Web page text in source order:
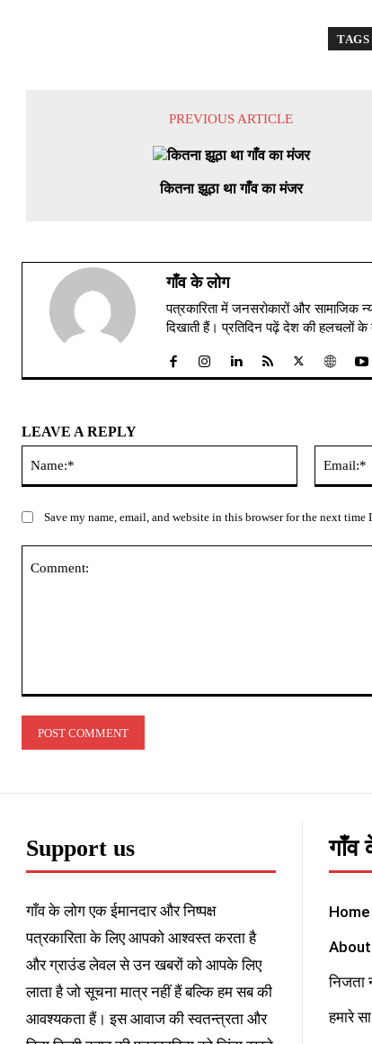
TAGS
PREVIOUS ARTICLE
कितना झूठा था गाँव का मंजर
गाँव के लोग
पत्रकारिता में जनसरोकारों और सामाजिक
दिखाती हैं। प्रतिदिन पढ़ें देश की हलचलों
LEAVE A REPLY
Save my name, email, and website in this browser for the next time
Support us
गाँव के लोग एक ईमानदार और निष्पक्ष
पत्रकारिता के लिए आपको आश्वस्त करता है
और ग्राउंड लेवल से उन खबरों को आपके लिए
लाता है जो सूचना मात्र नहीं हैं बल्कि हम सब की
आवश्यकता हैं। इस आवाज की स्वतन्त्रता और
गाँव
Home
निजता
हमारे